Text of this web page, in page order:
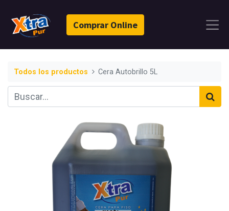
Comprar Online
Todos los productos Cera Autobrillo 5L